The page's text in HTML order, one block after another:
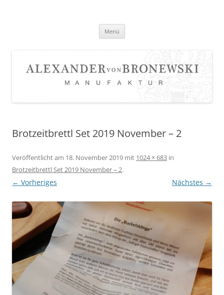
Menü
Brotzeitbrettl Set 2019 November – 2
Veröffentlicht am 18. November 2019 mit 1024 × 683 in
Brotzeitbrettl Set 2019 November – 2.
← Vorheriges Nächstes →